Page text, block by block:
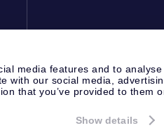
media features and to analyse
with our social media,
that you’ve provided to them
Show details